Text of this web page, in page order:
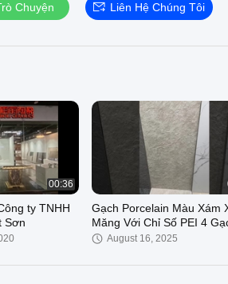
Chuyện Liên Hệ Chúng Tôi
00:36
ty TNHH
Sơn
Gạch Porcelain Màu Xám
Măng Với Chỉ Số PEI 4
Nền Hiện Đại Ngoài Trời
August 16, 2025